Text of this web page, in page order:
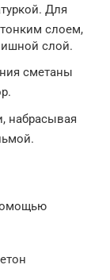
Для
слоем,
слой.
сметаны
набрасывая